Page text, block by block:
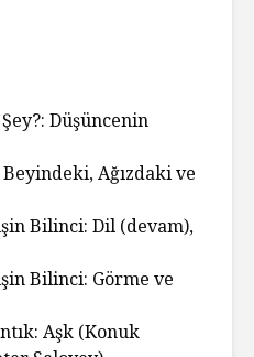
Düşüncenin
Ağızdaki ve
Bilinci: Dil (devam),
Bilinci: Görme ve
Aşk (Konuk